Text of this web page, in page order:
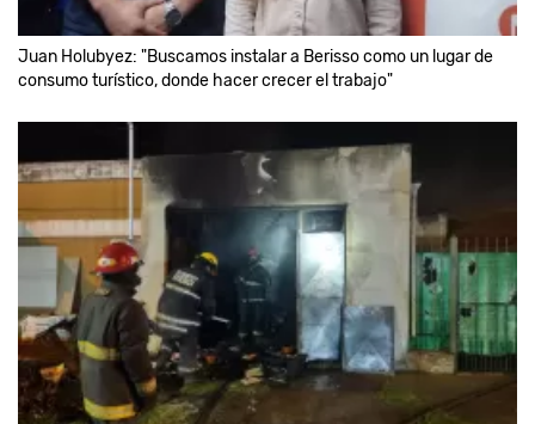
Juan Holubyez: "Buscamos instalar a Berisso como un lugar de
consumo turístico, donde hacer crecer el trabajo"